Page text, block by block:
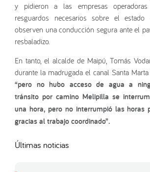
y pidieron a las empresas
resguardos necesarios sobre el
observen una conducción segura ante el
resbaladizo.
En tanto, el alcalde de Maipú, Tomás
durante la madrugada el canal Santa
“pero no hubo acceso de agua a
tránsito por camino Melipilla se
una hora, pero no interrumpió las horas
gracias al trabajo coordinado”.
Últimas noticias